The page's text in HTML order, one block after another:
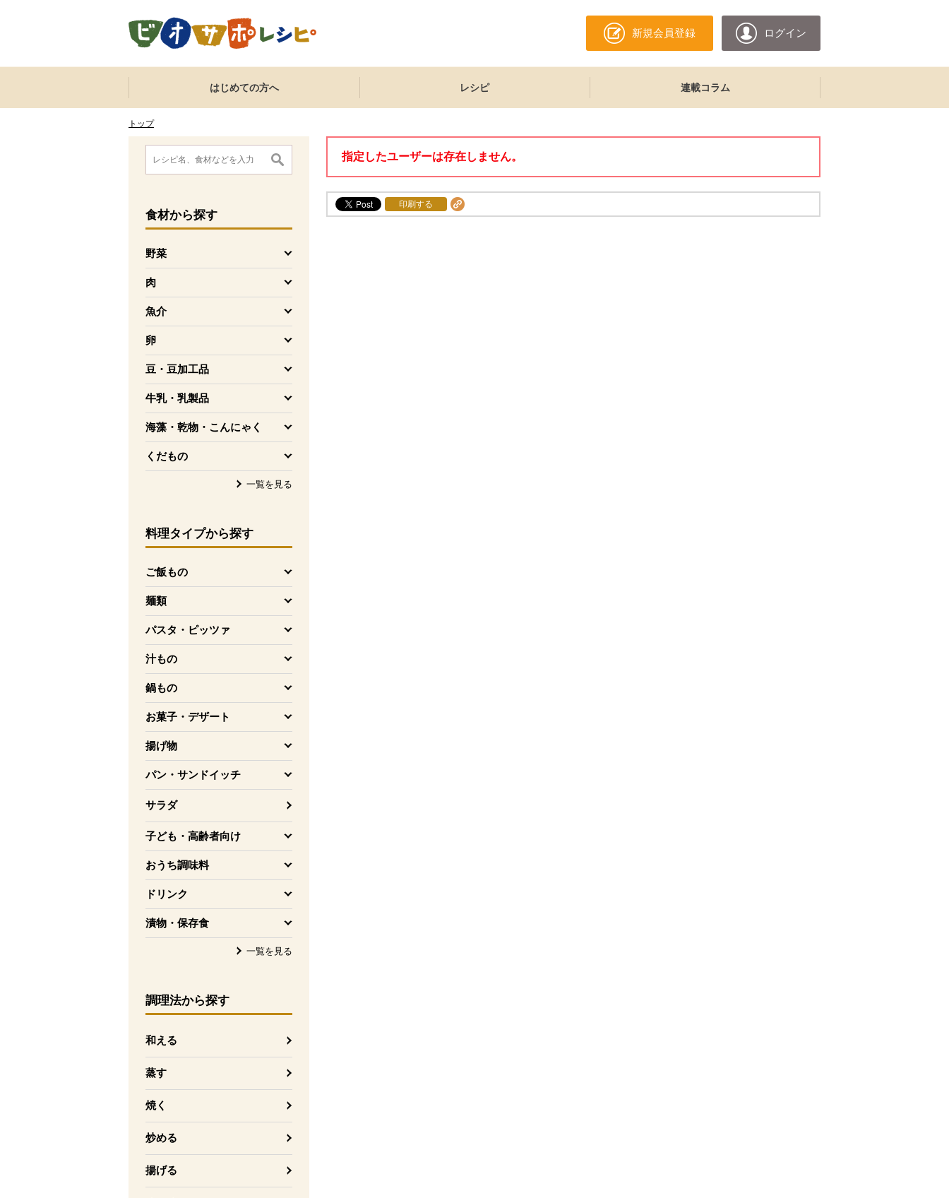
新規会員登録 ログイン
ここからサイト内共通メニューです。
サイト内共通メニューをスキップする
はじめての方へ レシピ 連載コラム
トップ
ここから消費材検索メニューです。
食材から探す
野菜
を開く
肉
を開く
魚介
を開く
卵
を開く
豆・豆加工品
を開く
牛乳・乳製品
を開く
海藻・乾物・こんにゃく
を開く
くだもの
を開く
一覧を見る
料理タイプから探す
ご飯もの
を開く
麺類
を開く
パスタ・ピッツァ
を開く
汁もの
を開く
鍋もの
を開く
お菓子・デザート
を開く
揚げ物
を開く
パン・サンドイッチ
を開く
サラダ
子ども・高齢者向け
を開く
おうち調味料
を開く
ドリンク
を開く
漬物・保存食
を開く
一覧を見る
調理法から探す
和える
蒸す
焼く
炒める
揚げる
消費材検索メニューここまで。
ここから本文です。
指定したユーザーは存在しません。
印刷する